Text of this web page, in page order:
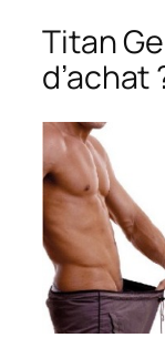
Titan
d’achat